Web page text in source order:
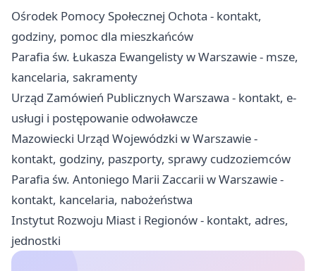
Ośrodek Pomocy Społecznej Ochota - kontakt,
godziny, pomoc dla mieszkańców
Parafia św. Łukasza Ewangelisty w Warszawie - msze,
kancelaria, sakramenty
Urząd Zamówień Publicznych Warszawa - kontakt, e-
usługi i postępowanie odwoławcze
Mazowiecki Urząd Wojewódzki w Warszawie -
kontakt, godziny, paszporty, sprawy cudzoziemców
Parafia św. Antoniego Marii Zaccarii w Warszawie -
kontakt, kancelaria, nabożeństwa
Instytut Rozwoju Miast i Regionów - kontakt, adres,
jednostki